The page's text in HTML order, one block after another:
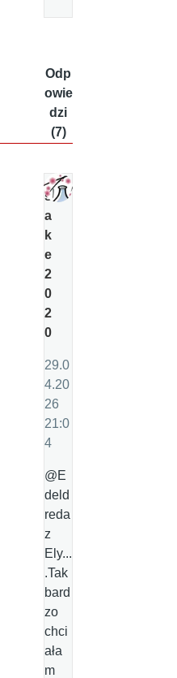
Odp
owie
dzi
(7)
s
a
k
e
2
0
2
0
29.0
4.20
26
21:0
4
@E
deld
reda
z
Ely...
.Tak
bard
zo
chci
ała
m